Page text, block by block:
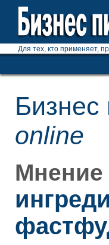
Для тех, кто применяет,
online
Мнение